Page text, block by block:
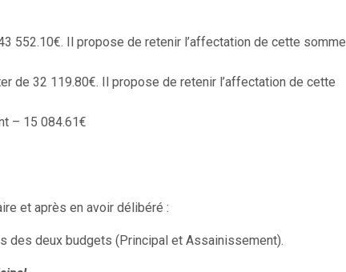
552.10€. Il propose de retenir l’affectation de cette somme
de 32 119.80€. Il propose de retenir l’affectation de cette
suivante :
– 15 084.61€
et après en avoir délibéré :
des deux budgets (Principal et Assainissement).